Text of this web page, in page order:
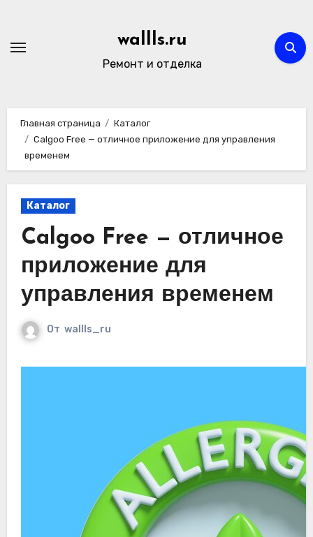
содержимому
wallls.ru
Ремонт и отделка
Главная страница
Каталог
Calgoo Free — отличное приложение для управления
временем
Каталог
Calgoo Free — отличное
приложение для
управления временем
От wallls_ru